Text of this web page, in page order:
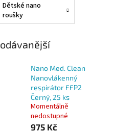
Dětské nano
roušky
Nano Med. Clean
Nanovlákenný
respirátor FFP2
Černý, 25 ks
Momentálně
nedostupné
975 Kč